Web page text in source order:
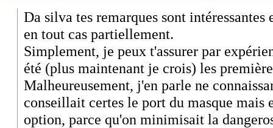
Da silva tes remarques sont
en tout cas partiellement.
Simplement, je peux t'assurer par
été (plus maintenant je crois) les
Malheureusement, j'en parle ne
conseillait certes le port du masque mais
option, parce qu'on minimisait la